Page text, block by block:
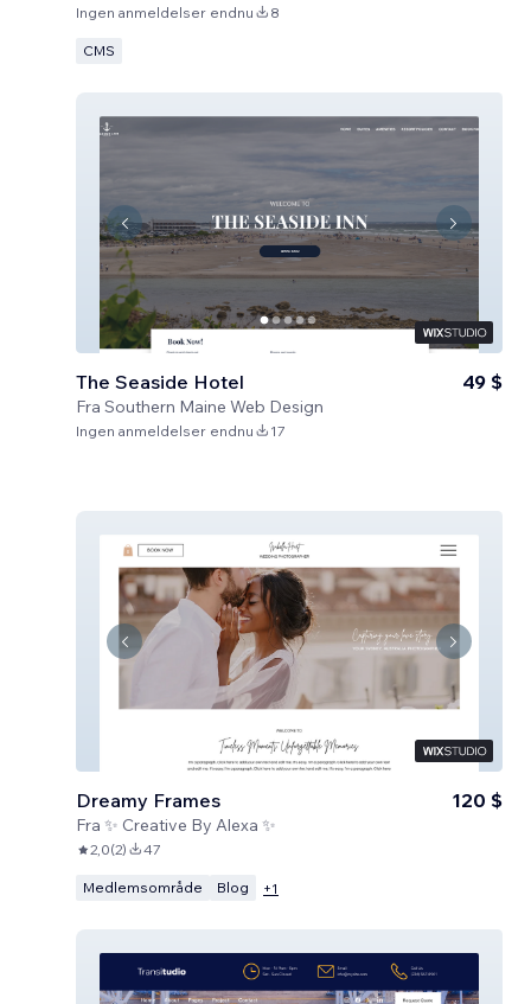
Ingen anmeldelser endnu 8
CMS
The Seaside Hotel
Fra Southern Maine Web Design
49 $
Ingen anmeldelser endnu 17
Dreamy Frames
Fra ✨ Creative By Alexa ✨
120 $
2,0(2) 47
Medlemsområde Blog +1